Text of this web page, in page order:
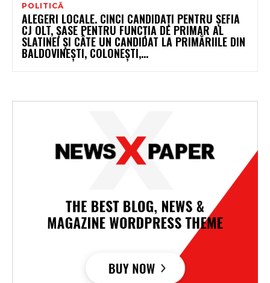
POLITICĂ
ALEGERI LOCALE. CINCI CANDIDAȚI PENTRU ȘEFIA
CJ OLT, ȘASE PENTRU FUNCȚIA DE PRIMAR AL
SLATINEI ȘI CÂTE UN CANDIDAT LA PRIMĂRIILE DIN
BALDOVINEȘTI, COLONEȘTI,...